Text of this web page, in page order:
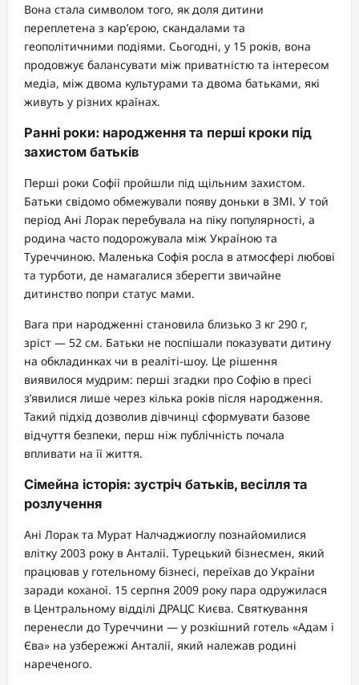
Вона стала символом того, як доля дитини
переплетена з кар’єрою, скандалами та
геополітичними подіями. Сьогодні, у 15 років, вона
продовжує балансувати між приватністю та інтересом
медіа, між двома культурами та двома батьками, які
живуть у різних країнах.
Ранні роки: народження та перші кроки під
захистом батьків
Перші роки Софії пройшли під щільним захистом.
Батьки свідомо обмежували появу доньки в ЗМІ. У той
період Ані Лорак перебувала на піку популярності, а
родина часто подорожувала між Україною та
Туреччиною. Маленька Софія росла в атмосфері любові
та турботи, де намагалися зберегти звичайне
дитинство попри статус мами.
Вага при народженні становила близько 3 кг 290 г,
зріст — 52 см. Батьки не поспішали показувати дитину
на обкладинках чи в реаліті-шоу. Це рішення
виявилося мудрим: перші згадки про Софію в пресі
з’явилися лише через кілька років після народження.
Такий підхід дозволив дівчинці сформувати базове
відчуття безпеки, перш ніж публічність почала
впливати на її життя.
Сімейна історія: зустріч батьків, весілля та
розлучення
Ані Лорак та Мурат Налчаджиоглу познайомилися
влітку 2003 року в Анталії. Турецький бізнесмен, який
працював у готельному бізнесі, переїхав до України
заради коханої. 15 серпня 2009 року пара одружилася
в Центральному відділі ДРАЦС Києва. Святкування
перенесли до Туреччини — у розкішний готель «Адам і
Єва» на узбережжі Анталії, який належав родині
нареченого.